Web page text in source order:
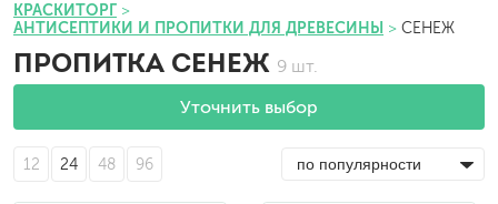
КРАСКИТОРГ
АНТИСЕПТИКИ И ПРОПИТКИ ДЛЯ ДРЕВЕСИНЫ
СЕНЕЖ
ПРОПИТКА СЕНЕЖ 9 шт.
Уточнить выбор
12 24 48 96